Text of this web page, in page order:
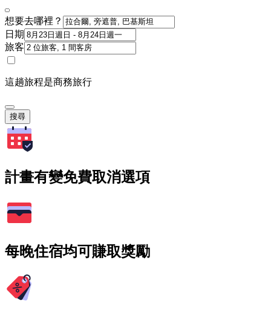
想要去哪裡？
日期
旅客
這趟旅程是商務旅行
搜尋
計畫有變免費取消選項
每晚住宿均可賺取獎勵